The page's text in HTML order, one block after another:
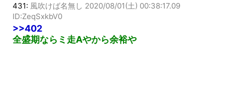
431: 風吹けば名無し 2020/08/01(土) 00:38:17.09
ID:ZeqSxkbV0
>>402
全盛期ならミ走Aやから余裕や